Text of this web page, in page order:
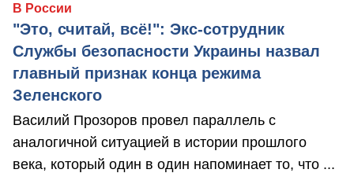
В России
"Это, считай, всё!": Экс-сотрудник
Службы безопасности Украины назвал
главный признак конца режима
Зеленского
Василий Прозоров провел параллель с
аналогичной ситуацией в истории прошлого
века, который один в один напоминает то, что ...